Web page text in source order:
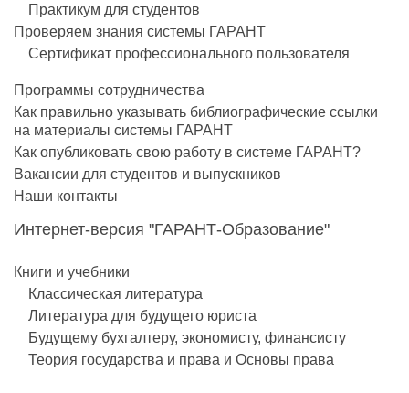
Практикум для студентов
Проверяем знания системы ГАРАНТ
Сертификат профессионального пользователя
Программы сотрудничества
Как правильно указывать библиографические ссылки
на материалы системы ГАРАНТ
Как опубликовать свою работу в системе ГАРАНТ?
Вакансии для студентов и выпускников
Наши контакты
Интернет-версия "ГАРАНТ-Образование"
Книги и учебники
Классическая литература
Литература для будущего юриста
Будущему бухгалтеру, экономисту, финансисту
Теория государства и права и Основы права